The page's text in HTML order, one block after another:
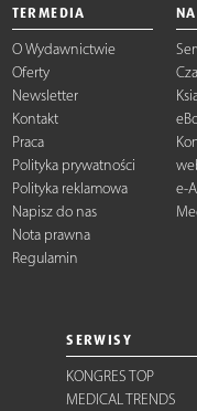
TERMEDIA
O Wydawnictwie
Oferty
Newsletter
Kontakt
Praca
Polityka prywatności
Polityka reklamowa
Napisz do nas
Nota prawna
Regulamin
e-
SERWISY
KONGRES TOP
MEDICAL TRENDS